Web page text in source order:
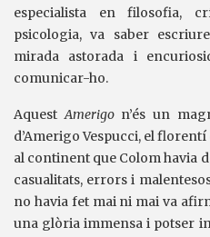
especialista en filosofia,
psicologia, va saber
mirada astorada i
comunicar-ho.
AquestAmerigon’és un
d’Amerigo Vespucci, el
al continent que Colom havia
casualitats, errors i
no havia fet mai ni mai va
una glòria immensa i potser